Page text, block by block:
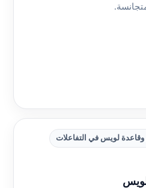
لويس في التفاعلات